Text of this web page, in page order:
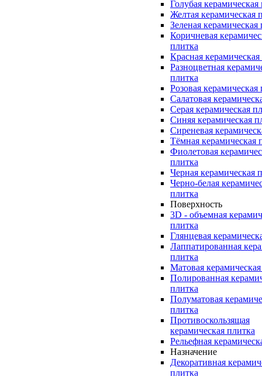
Голубая керамическая
Желтая керамическая
Зеленая керамическая
Коричневая
плитка
Красная
Разноцветная
плитка
Розовая керамическая
Салатовая
Серая керамическая
Синяя керамическая
Сиреневая
Тёмная керамическая
Фиолетовая
плитка
Черная керамическая
Черно-белая
плитка
Поверхность
3D - объемная
плитка
Глянцевая
Лаппатированная
плитка
Матовая
Полированная
плитка
Полуматовая
плитка
Противоскользящая
керамическая плитка
Рельефная
Назначение
Декоративная
плитка